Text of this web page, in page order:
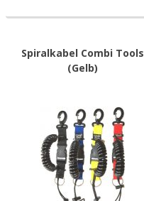
Spiralkabel Combi Tools
(Gelb)